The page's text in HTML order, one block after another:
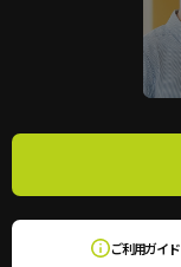
ご利用ガイド